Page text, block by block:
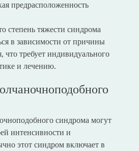
предрасположенность
степень тяжести синдрома
в зависимости от причины
что требует индивидуального
и лечению.
синдрома могут
интенсивности и
этот синдром включает в